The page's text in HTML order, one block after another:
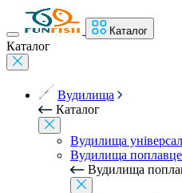
Каталог
Каталог
Вудилища
Каталог
Вудилища
Вудилища
Вудилища